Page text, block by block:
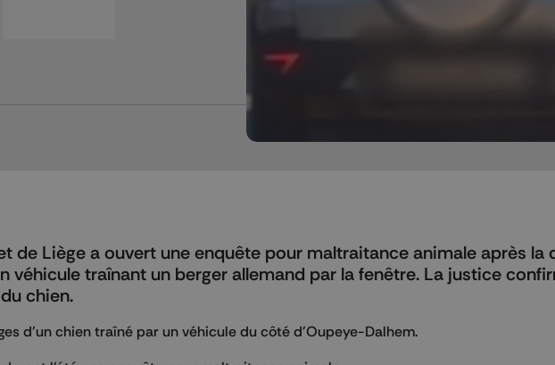
de Liège a ouvert une enquête pour maltraitance animale après la
véhicule traînant un berger allemand par la fenêtre. La justice
chien.
d'un chien traîné par un véhicule du côté d'Oupeye-Dalhem.